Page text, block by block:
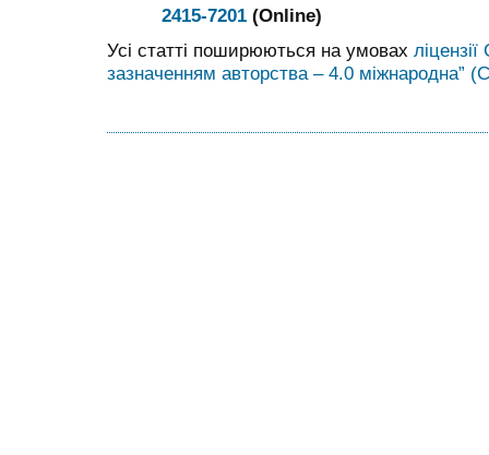
2415-7201 (Online)
Усі статті поширюються на умовах
зазначенням авторства – 4.0 міжнародна”